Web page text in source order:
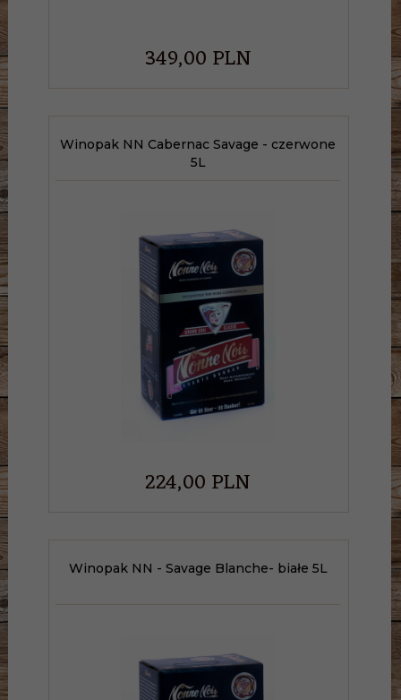
349,00PLN
Winopak NN Cabernac Savage - czerwone
5L
224,00PLN
Winopak NN - Savage Blanche- białe 5L